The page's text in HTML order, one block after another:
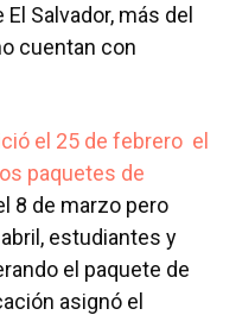
Salvador, más del
cuentan con
el 25 de febrero el
paquetes de
8 de marzo pero
estudiantes y
el paquete de
asignó el